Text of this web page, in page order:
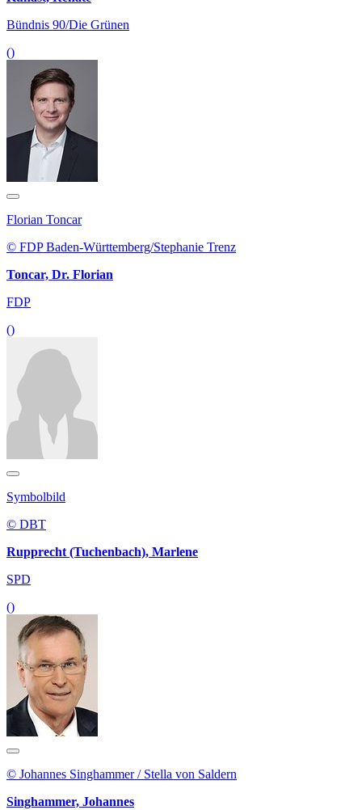
Bündnis 90/Die Grünen
()
Florian Toncar
© FDP Baden-Württemberg/Stephanie Trenz
Toncar, Dr. Florian
FDP
()
Symbolbild
© DBT
Rupprecht (Tuchenbach), Marlene
SPD
()
© Johannes Singhammer / Stella von Saldern
Singhammer, Johannes